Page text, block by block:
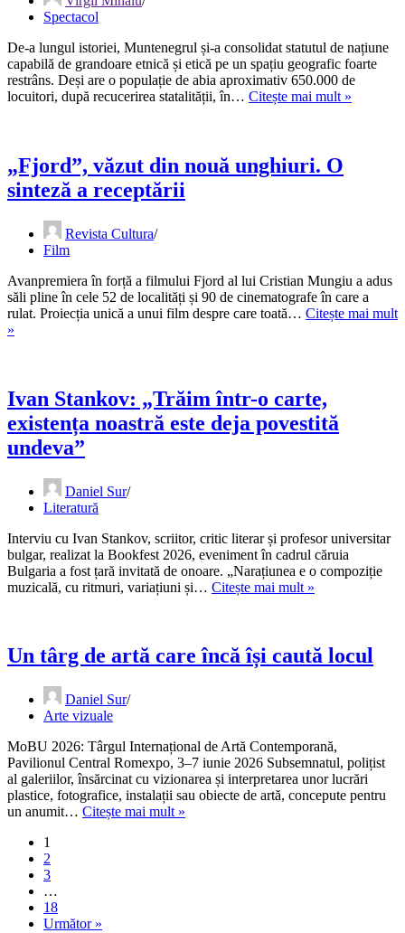
Spectacol
De-a lungul istoriei, Muntenegrul și-a consolidat statutul de națiune
capabilă de grandoare etnică și etică pe un spațiu geografic foarte
restrâns. Deși are o populație de abia aproximativ 650.000 de
locuitori, după recucerirea statalității, în… Citește mai mult »
„Fjord”, văzut din nouă unghiuri. O
sinteză a receptării
Revista Cultura
Film
Avanpremiera în forță a filmului Fjord al lui Cristian Mungiu a adus
săli pline în cele 52 de localități și 90 de cinematografe în care a
rulat. Proiecția unică a unui film despre care toată… Citește mai mult
»
unghiuri.
O
sinteză
a
receptării
Ivan Stankov: „Trăim într-o carte,
existența noastră este deja povestită
undeva”
Daniel Sur
Literatură
Interviu cu Ivan Stankov, scriitor, critic literar și profesor universitar
bulgar, realizat la Bookfest 2026, eveniment în cadrul căruia
Bulgaria a fost țară invitată de onoare. „Narațiunea e o compoziție
muzicală, cu ritmuri, variațiuni și… Citește mai mult »
o
carte,
povestită
undeva”
Un târg de artă care încă își caută locul
Daniel Sur
Arte vizuale
MoBU 2026: Târgul Internațional de Artă Contemporană,
Pavilionul Central Romexpo, 3–7 iunie 2026 Subsemnatul, polițist
al galeriilor, însărcinat cu vizionarea și interpretarea unor lucrări
plastice, fotografice, instalații sau obiecte de artă, concepute pentru
un anumit… Citește mai mult »
1
2
3
…
18
Următor »